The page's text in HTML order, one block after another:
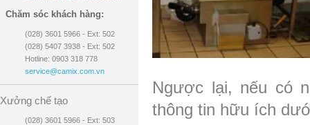
Chăm sóc khách hàng:
(028) 3601 5966 - Ext: 502
(028) 5407 3938 - Ext: 502
Hotline: 0903 318 778
service@camix.com.vn
Xưởng chế tạo
(028) 3601 5966 - Ext: 503
Ngược lại, nếu có
thông tin hữu ích